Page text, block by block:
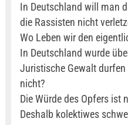
In Deutschland will man
die Rassisten nicht
Wo Leben wir den
In Deutschland wurde
Juristische Gewalt
nicht?
Die Würde des Opfers ist
Deshalb kolektiwes